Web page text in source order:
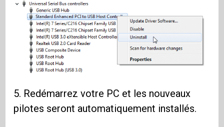
5. Redémarrez votre PC et les nouveaux
pilotes seront automatiquement installés.